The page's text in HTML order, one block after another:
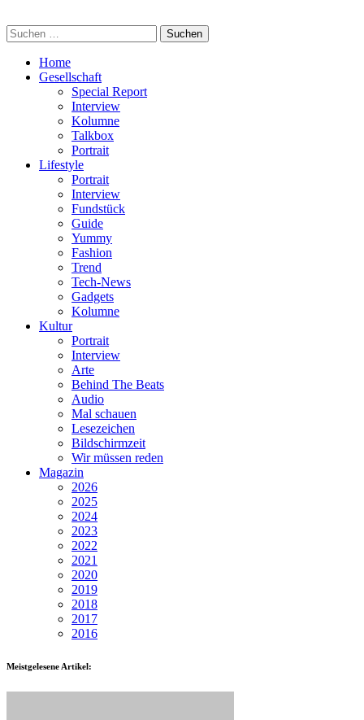
Suchen
nach:
Home
Gesellschaft
Special Report
Interview
Kolumne
Talkbox
Portrait
Lifestyle
Portrait
Interview
Fundstück
Guide
Yummy
Fashion
Trend
Tech-News
Gadgets
Kolumne
Kultur
Portrait
Interview
Arte
Behind The Beats
Audio
Mal schauen
Lesezeichen
Bildschirmzeit
Wir müssen reden
Magazin
2026
2025
2024
2023
2022
2021
2020
2019
2018
2017
2016
Meistgelesene Artikel: